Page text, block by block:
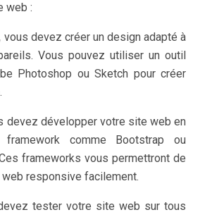
web :
vous devez créer un design adapté à
Vous pouvez utiliser un outil
Photoshop ou Sketch pour créer
devez développer votre site web en
comme Bootstrap ou
frameworks vous permettront de
responsive facilement.
tester votre site web sur tous